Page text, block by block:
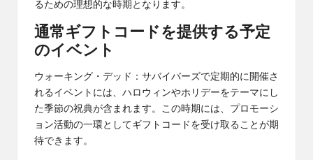
るための理想的な時期となります。
通常ギフトコードを提供する予定
のイベント
ウォーキング・デッド：サバイバーズで定期的に開催さ
れるイベントには、ハロウィンやホリデーをテーマにし
た季節の祝典が含まれます。この時期には、プロモーシ
ョン活動の一環としてギフトコードを受け取ることが期
待できます。